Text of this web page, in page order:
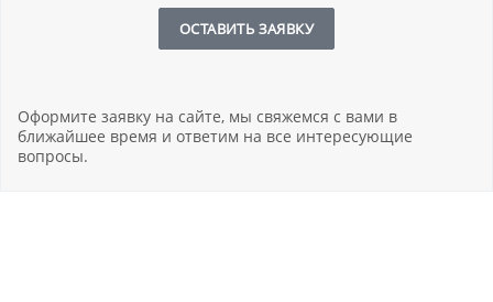
ОСТАВИТЬ ЗАЯВКУ
Оформите заявку на сайте, мы свяжемся с вами в
ближайшее время и ответим на все интересующие
вопросы.